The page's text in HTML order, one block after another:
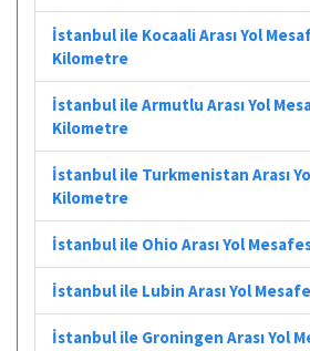
İstanbul ile Kocaali Arası Yol
Kilometre
İstanbul ile Armutlu Arası Yol
Kilometre
İstanbul ile Turkmenistan Arası
Kilometre
İstanbul ile Ohio Arası Yol
İstanbul ile Lubin Arası Yol
İstanbul ile Groningen Arası Yol